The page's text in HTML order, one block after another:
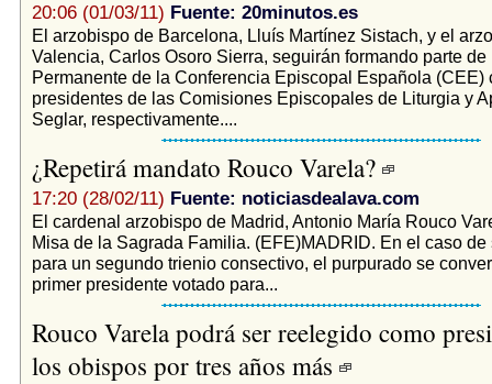
20:06 (01/03/11) Fuente: 20minutos.es
El arzobispo de Barcelona, Lluís Martínez Sistach, y el
Valencia, Carlos Osoro Sierra, seguirán formando parte
Permanente de la Conferencia Episcopal Española (CEE)
presidentes de las Comisiones Episcopales de Liturgia y
Seglar, respectivamente....
¿Repetirá mandato Rouco Varela?
17:20 (28/02/11) Fuente: noticiasdealava.com
El cardenal arzobispo de Madrid, Antonio María Rouco
Misa de la Sagrada Familia. (EFE)MADRID. En el caso de
para un segundo trienio consectivo, el purpurado se
primer presidente votado para...
Rouco Varela podrá ser reelegido como
los obispos por tres años más